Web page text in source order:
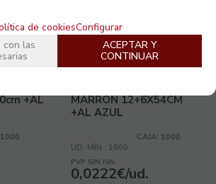
+AL
GGD754-1000
MARRON 12+6X54CM
+AL AZUL
CAJA: 1000
UD. MÍN.: 1000
PVP SIN IVA:
0,0222€/ud.
de cookiesConfigurar
con las
ACEPTAR Y
CONTINUAR